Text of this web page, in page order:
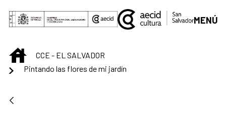
Saut au contenu principal
MENÚ
INICIOCCE - EL SALVADOR
Pintando las flores de mi jardín